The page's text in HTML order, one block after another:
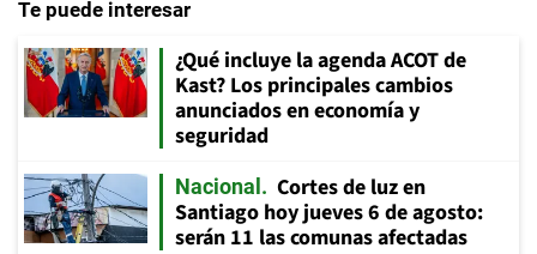
Te puede interesar
¿Qué incluye la agenda ACOT de
Kast? Los principales cambios
anunciados en economía y
seguridad
Nacional
Cortes de luz en
Santiago hoy jueves 6 de agosto:
serán 11 las comunas afectadas